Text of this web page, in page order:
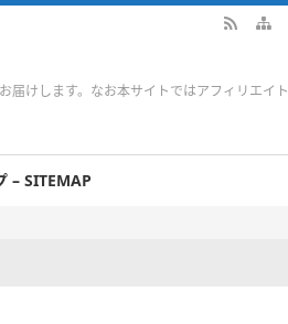
届けします。なお本サイトではアフィリエイト
– SITEMAP